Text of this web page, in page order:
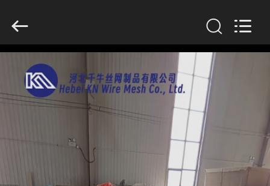
HEIM
PRODUKTE
Ltd..
Rights
Reserved.